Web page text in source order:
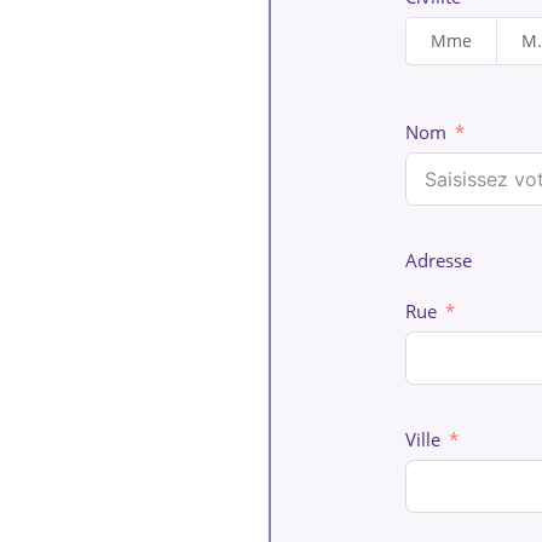
Article 5 : révisions
L'Académie
son contrat avec
tarifaires.
Article 6 : durée et
ans. Le présent
l'Académie Musicale
Mme M.
Nom
Adresse
Rue
Ville